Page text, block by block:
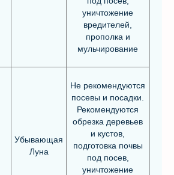
уничтожение
вредителей,
прополка и
мульчирование
Убывающая
Луна
Не рекомендуются
посевы и посадки.
Рекомендуются
обрезка деревьев
и кустов,
подготовка почвы
под посев,
уничтожение